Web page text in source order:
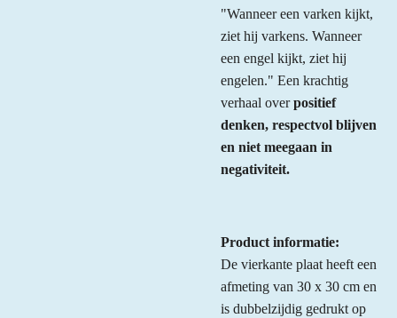
"Wanneer een varken kijkt,
ziet hij varkens. Wanneer
een engel kijkt, ziet hij
engelen." Een krachtig
verhaal overpositief
denken, respectvol blijven
en niet meegaan in
negativiteit.
Product informatie:
De vierkante plaat heeft een
afmeting van 30 x 30 cm en
is dubbelzijdig gedrukt op